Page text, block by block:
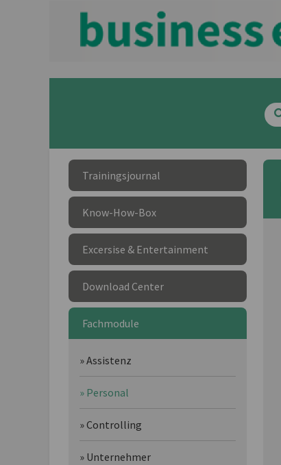
Trainingsjournal
Know-How-Box
Excersise & Entertainment
Download Center
Fachmodule
» Assistenz
» Personal
» Controlling
» Unternehmer